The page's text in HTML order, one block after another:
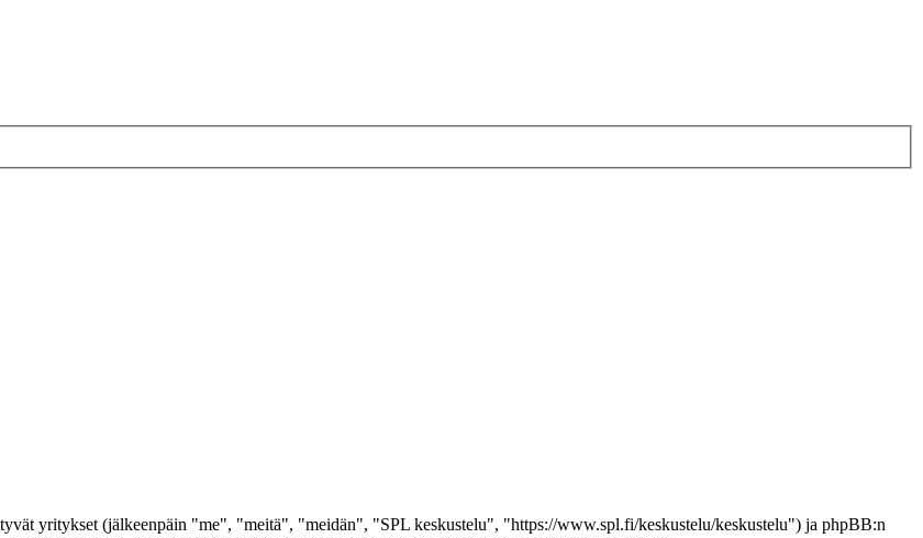
yritykset (jälkeenpäin "me", "meitä", "meidän", "SPL keskustelu", "https://www.spl.fi/keskustelu/keskustelu") ja phpBB:n